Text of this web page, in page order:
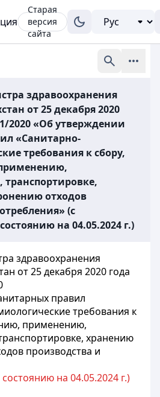
Старая
версия
сайта
здравоохранения
от 25 декабря 2020
2020 «Об утверждении
«Санитарно-
требования к сбору,
отходов
(с
на 04.05.2024 г.)
здравоохранения
от 25 декабря 2020 года
правил
требования к
применению,
хранению
производства и
на 04.05.2024 г.)